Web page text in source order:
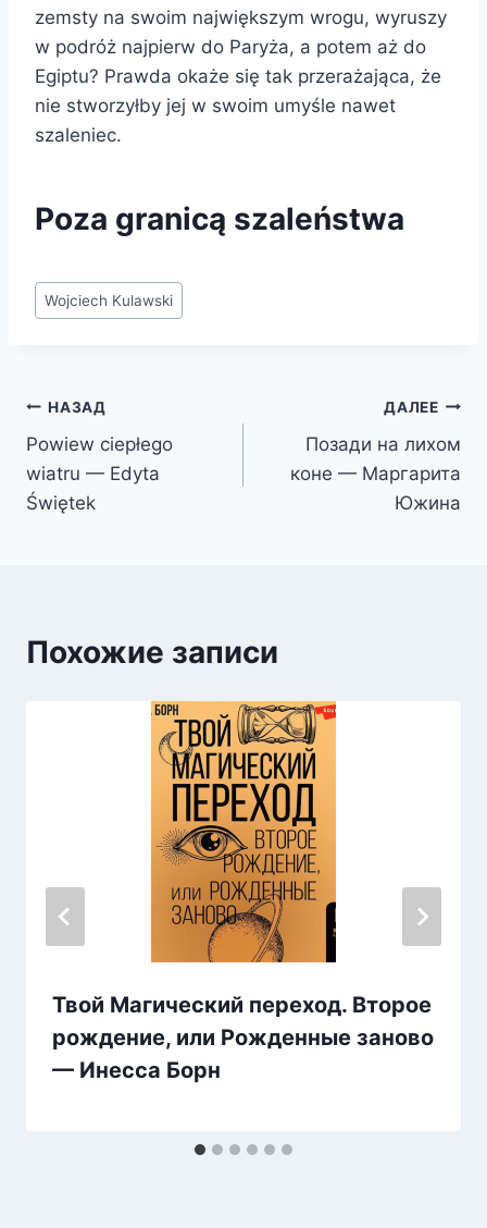
zemsty na swoim największym wrogu, wyruszy
w podróż najpierw do Paryża, a potem aż do
Egiptu? Prawda okaże się tak przerażająca, że
nie stworzyłby jej w swoim umyśle nawet
szaleniec.
Poza granicą szaleństwa
Метки
записи:
Wojciech Kulawski
Навигация
по
записям
НАЗАД
Powiew ciepłego
wiatru — Edyta
Świętek
ДАЛЕЕ
Позади на лихом
коне — Маргарита
Южина
Похожие записи
Твой Магический переход. Второе
рождение, или Рожденные заново
— Инесса Борн